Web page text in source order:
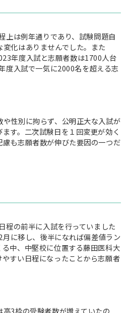
上は例年通りであり、試験問題自
化はありませんでした。また
年度入試と志願者数は1700人台
度入試で一気に2000名を超える志
や性別に拘らず、公明正大な入試が
す。二次試験日を１回変更が効く
も志願者数が伸びた要因の一つだ
程の前半に入試を行っていました
に移し、後半になれば偏差値ラン
中、中堅校に位置する藤田医科大
すい日程になったことから志願者
3枠の受験者数が増えていたの